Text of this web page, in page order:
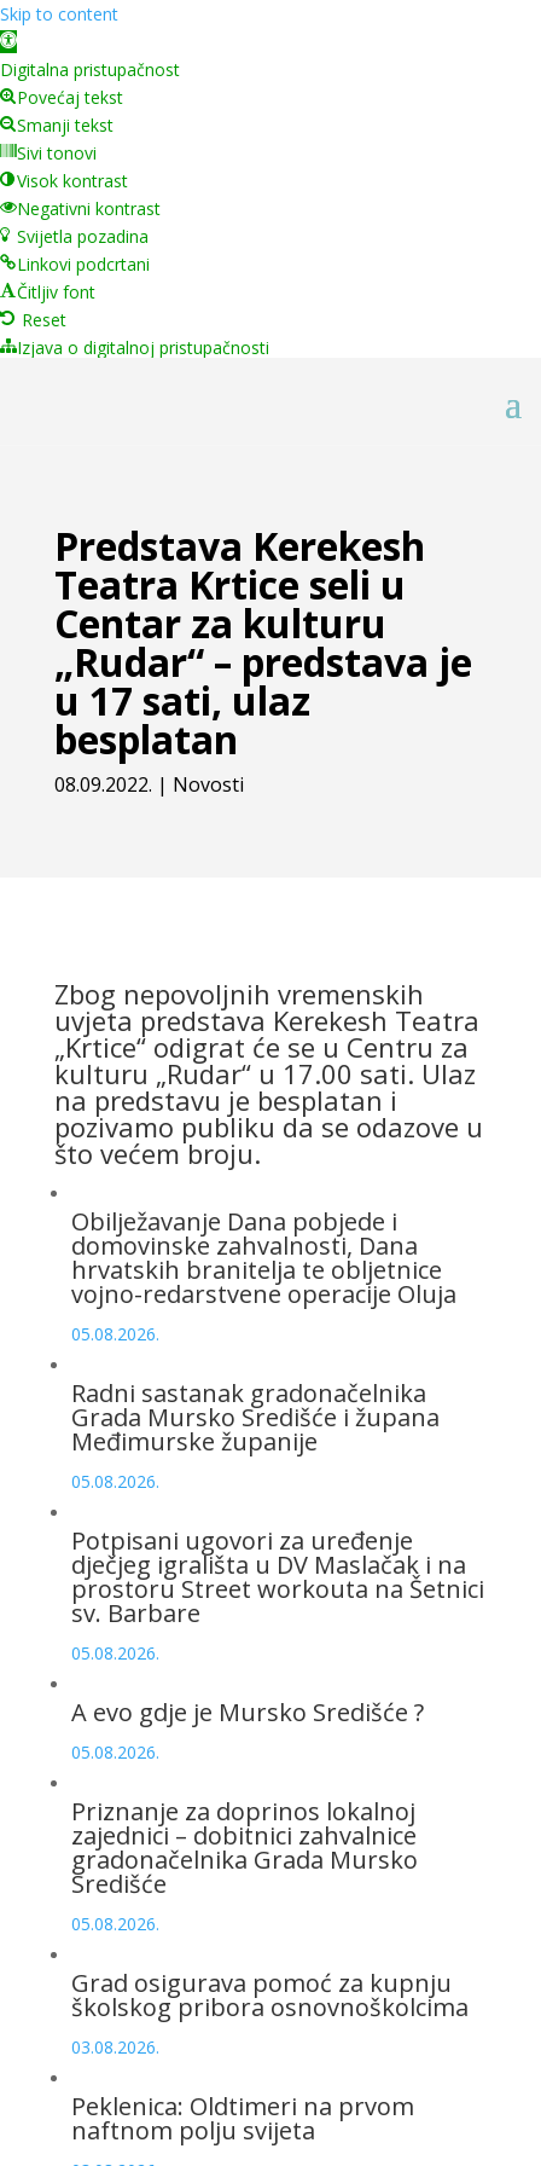
Skip to content
Open toolbar
Digitalna pristupačnost
Povećaj tekst
Smanji tekst
Sivi tonovi
Visok kontrast
Negativni kontrast
Svijetla pozadina
Linkovi podcrtani
Čitljiv font
Reset
Izjava o digitalnoj pristupačnosti
Predstava Kerekesh
Teatra Krtice seli u
Centar za kulturu
„Rudar“ – predstava je
u 17 sati, ulaz
besplatan
08.09.2022. | Novosti
Zbog nepovoljnih vremenskih
uvjeta predstava Kerekesh Teatra
„Krtice“ odigrat će se u Centru za
kulturu „Rudar“ u 17.00 sati. Ulaz
na predstavu je besplatan i
pozivamo publiku da se odazove u
što većem broju.
Obilježavanje Dana pobjede i
domovinske zahvalnosti, Dana
hrvatskih branitelja te obljetnice
vojno-redarstvene operacije Oluja
05.08.2026.
Radni sastanak gradonačelnika
Grada Mursko Središće i župana
Međimurske županije
05.08.2026.
Potpisani ugovori za uređenje
dječjeg igrališta u DV Maslačak i na
prostoru Street workouta na Šetnici
sv. Barbare
05.08.2026.
A evo gdje je Mursko Središće ?
05.08.2026.
Priznanje za doprinos lokalnoj
zajednici – dobitnici zahvalnice
gradonačelnika Grada Mursko
Središće
05.08.2026.
Grad osigurava pomoć za kupnju
školskog pribora osnovnoškolcima
03.08.2026.
Peklenica: Oldtimeri na prvom
naftnom polju svijeta